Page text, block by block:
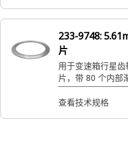
233-9748:
片
用于变速箱行星
片，带 80 个内部
查看技术规格